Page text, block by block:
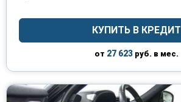
КУПИТЬ В КРЕДИТ
от 27 623 руб. в мес.